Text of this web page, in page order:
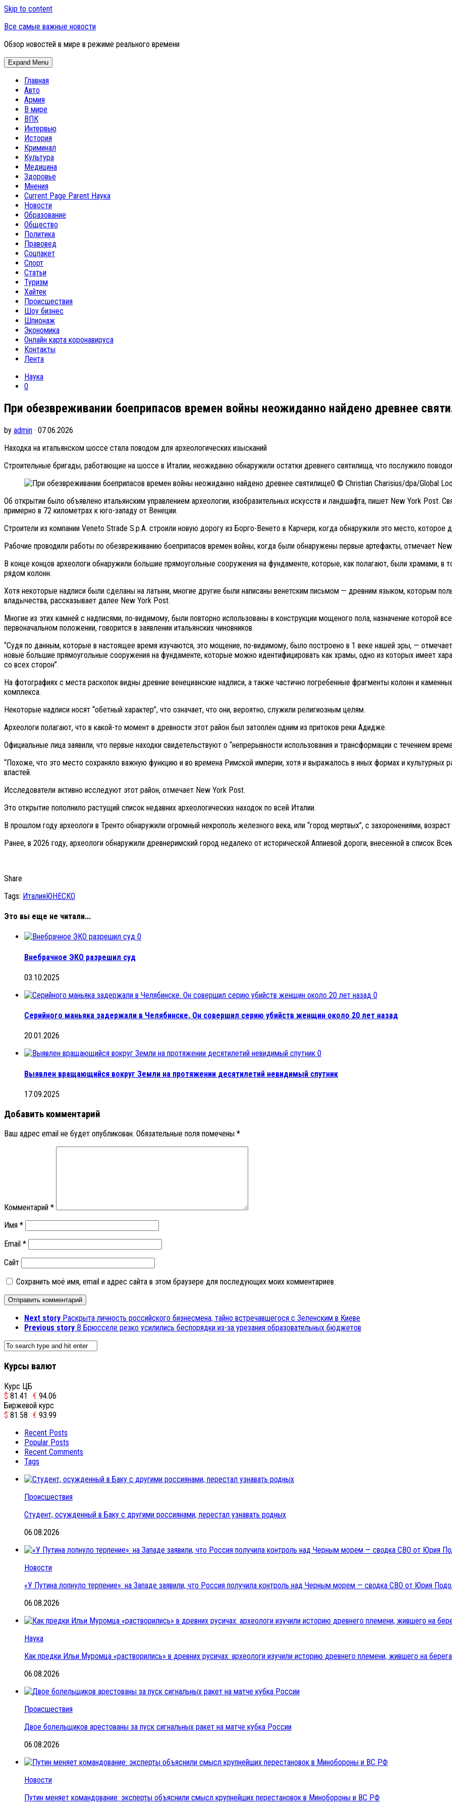
Skip to content
Все самые важные новости
Обзор новостей в мире в режиме реального времени
Expand Menu
Главная
Авто
Армия
В мире
ВПК
Интервью
История
Криминал
Культура
Медицина
Здоровье
Мнения
Current Page Parent Наука
Новости
Образование
Общество
Политика
Правовед
Соцпакет
Спорт
Статьи
Туризм
Хайтек
Происшествия
Шоу бизнес
Шпионаж
Экономика
Онлайн карта коронавируса
Контакты
Лента
Наука
0
При обезвреживании боеприпасов времен войны неожиданно найдено древнее
by admin · 07.06.2026
Находка на итальянском шоссе стала поводом для археологических изысканий
Строительные бригады, работающие на шоссе в Италии, неожиданно обнаружили остатки древнего святилища, что послужило
© Christian Charisius/dpa/Global
Об открытии было объявлено итальянским управлением археологии, изобразительных искусств и ландшафта, пишет New York Post.
примерно в 72 километрах к юго-западу от Венеции.
Строители из компании Veneto Strade S.p.A. строили новую дорогу из Борго-Венето в Карчери, когда обнаружили это место,
Рабочие проводили работы по обезвреживанию боеприпасов времен войны, когда были обнаружены первые артефакты, отмечает
В конце концов археологи обнаружили большие прямоугольные сооружения на фундаменте, которые, как полагают, были храмами,
рядом колонн.
Хотя некоторые надписи были сделаны на латыни, многие другие были написаны венетским письмом — древним языком, которым
владычества, рассказывает далее New York Post.
Многие из этих камней с надписями, по-видимому, были повторно использованы в конструкции мощеного пола, назначение которой
первоначальном положении, говорится в заявлении итальянских чиновников.
“Судя по данным, которые в настоящее время изучаются, это мощение, по-видимому, было построено в 1 веке нашей эры, —
новые большие прямоугольные сооружения на фундаменте, которые можно идентифицировать как храмы, одно из которых имеет
со всех сторон”.
На фотографиях с места раскопок видны древние венецианские надписи, а также частично погребенные фрагменты колонн и
комплекса.
Некоторые надписи носят “обетный характер”, что означает, что они, вероятно, служили религиозным целям.
Археологи полагают, что в какой-то момент в древности этот район был затоплен одним из притоков реки Адидже.
Официальные лица заявили, что первые находки свидетельствуют о “непрерывности использования и трансформации с течением
“Похоже, что это место сохраняло важную функцию и во времена Римской империи, хотя и выражалось в иных формах и культурных
властей.
Исследователи активно исследуют этот район, отмечает New York Post.
Это открытие пополнило растущий список недавних археологических находок по всей Италии.
В прошлом году археологи в Тренто обнаружили огромный некрополь железного века, или “город мертвых”, с захоронениями,
Ранее, в 2026 году, археологи обнаружили древнеримский город недалеко от исторической Аппиевой дороги, внесенной в список
Share
Tags: ИталияЮНЕСКО
Это вы еще не читали...
0
Внебрачное ЭКО разрешил суд
03.10.2025
0
Серийного маньяка задержали в Челябинске. Он совершил серию убийств женщин около 20 лет назад
20.01.2026
0
Выявлен вращающийся вокруг Земли на протяжении десятилетий невидимый спутник
17.09.2025
Добавить комментарий
Ваш адрес email не будет опубликован. Обязательные поля помечены *
Комментарий *
Имя *
Email *
Сайт
Сохранить моё имя, email и адрес сайта в этом браузере для последующих моих комментариев.
Next story Раскрыта личность российского бизнесмена, тайно встречавшегося с Зеленским в Киеве
Previous story В Брюсселе резко усилились беспорядки из-за урезания образовательных бюджетов
Курсы валют
Курс ЦБ
$ 81.41 € 94.06
Биржевой курс
$ 81.58 € 93.99
Recent Posts
Popular Posts
Recent Comments
Tags
Происшествия
Студент, осужденный в Баку с другими россиянами, перестал узнавать родных
06.08.2026
Новости
«У Путина лопнуло терпение»: на Западе заявили, что Россия получила контроль над Черным морем — сводка СВО от Юрия
06.08.2026
Наука
Как предки Ильи Муромца «растворились» в древних русичах: археологи изучили историю древнего племени, жившего на
06.08.2026
Происшествия
Двое болельщиков арестованы за пуск сигнальных ракет на матче кубка России
06.08.2026
Новости
Путин меняет командование: эксперты объяснили смысл крупнейших перестановок в Минобороны и ВС РФ